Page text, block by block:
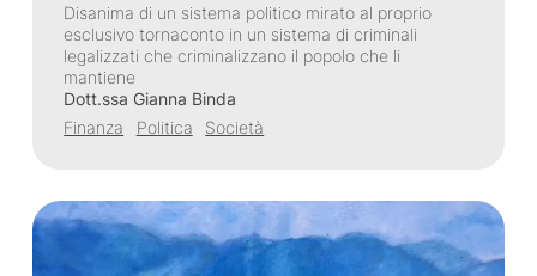
Disanima di un sistema politico mirato al proprio
esclusivo tornaconto in un sistema di criminali
legalizzati che criminalizzano il popolo che li
mantiene
Dott.ssa Gianna Binda
Finanza
Politica Società